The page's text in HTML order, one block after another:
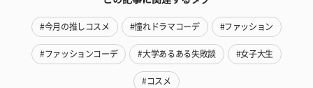
#今月の推しコスメ #憧れドラマコーデ #ファッション
#ファッションコーデ #大学あるある失敗談 #女子大生
#コスメ